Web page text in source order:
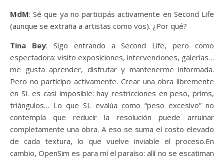
MdM: Sé que ya no participás activamente en Second Life
(aunque se extraña a artistas como vos). ¿Por qué?
Tina Bey: Sigo entrando a Second Life, pero como
espectadora: visito exposiciones, intervenciones, galerías…
me gusta aprender, disfrutar y mantenerme informada.
Pero no participo activamente. Crear una obra libremente
en SL es casi imposible: hay restricciones en peso, prims,
triángulos… Lo que SL evalúa como “peso excesivo” no
contempla que reducir la resolución puede arruinar
completamente una obra. A eso se suma el costo elevado
de cada textura, lo que vuelve inviable el proceso.En
cambio, OpenSim es para mí el paraíso: allí no se escatiman